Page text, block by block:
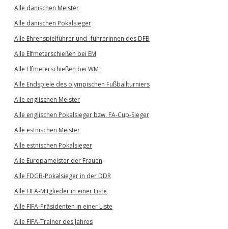
Alle dänischen Meister
Alle dänischen Pokalsieger
Alle Ehrenspielführer und -führerinnen des DFB
Alle Elfmeterschießen bei EM
Alle Elfmeterschießen bei WM
Alle Endspiele des olympischen Fußballturniers
Alle englischen Meister
Alle englischen Pokalsieger bzw. FA-Cup-Sieger
Alle estnischen Meister
Alle estnischen Pokalsieger
Alle Europameister der Frauen
Alle FDGB-Pokalsieger in der DDR
Alle FIFA-Mitglieder in einer Liste
Alle FIFA-Präsidenten in einer Liste
Alle FIFA-Trainer des Jahres